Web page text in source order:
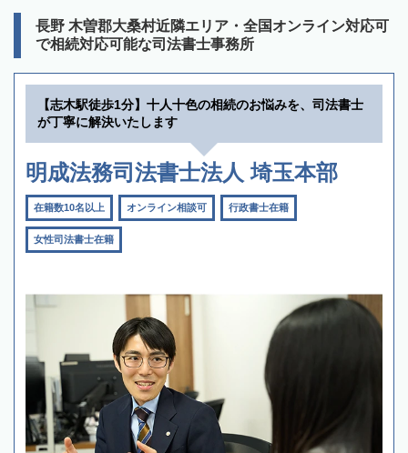
長野 木曽郡大桑村近隣エリア・全国オンライン対応可
で相続対応可能な司法書士事務所
【志木駅徒歩1分】十人十色の相続のお悩みを、司法書士
が丁寧に解決いたします
明成法務司法書士法人 埼玉本部
在籍数10名以上 オンライン相談可 行政書士在籍
女性司法書士在籍